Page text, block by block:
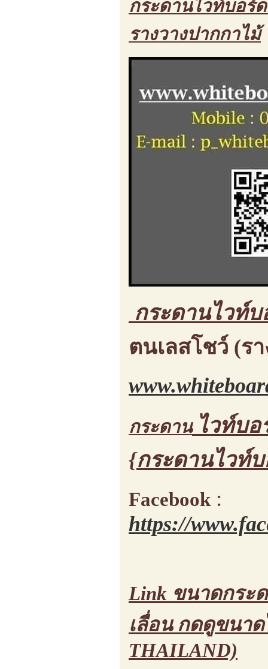
กระดานไวท์บอร์ด
รางวางปากกาไม้
กระดานไวท์บ
ตนเลสโชว์ (ร
กระดาน ไวท์บอ
{กระดานไวท์
Facebook :
https://
Link ขนาดกระ
เลื่อน กดดูขนาด
THAILAND)